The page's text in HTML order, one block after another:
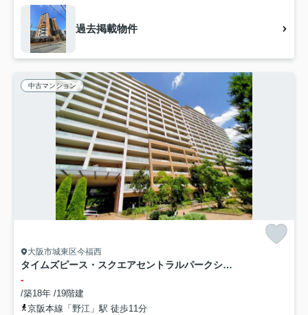
過去掲載物件
中古マンション
大阪市城東区今福西
タイムズピース・スクエアセントラルパークシティ
-
/築18年 /19階建
京阪本線「野江」駅 徒歩11分